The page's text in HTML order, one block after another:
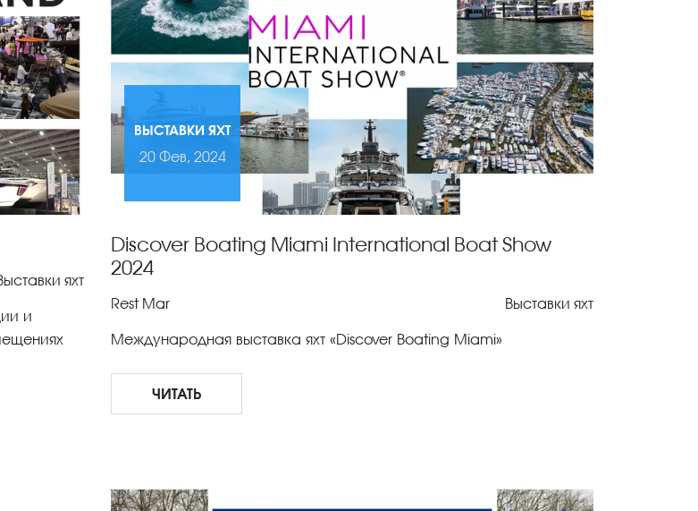
яхт
и
ВЫСТАВКИ ЯХТ
20 Фев, 2024
Discover Boating Miami International Boat Show
2024
Rest Mar Выставки яхт
Международная выставка яхт «Discover Boating Miami»
ЧИТАТЬ